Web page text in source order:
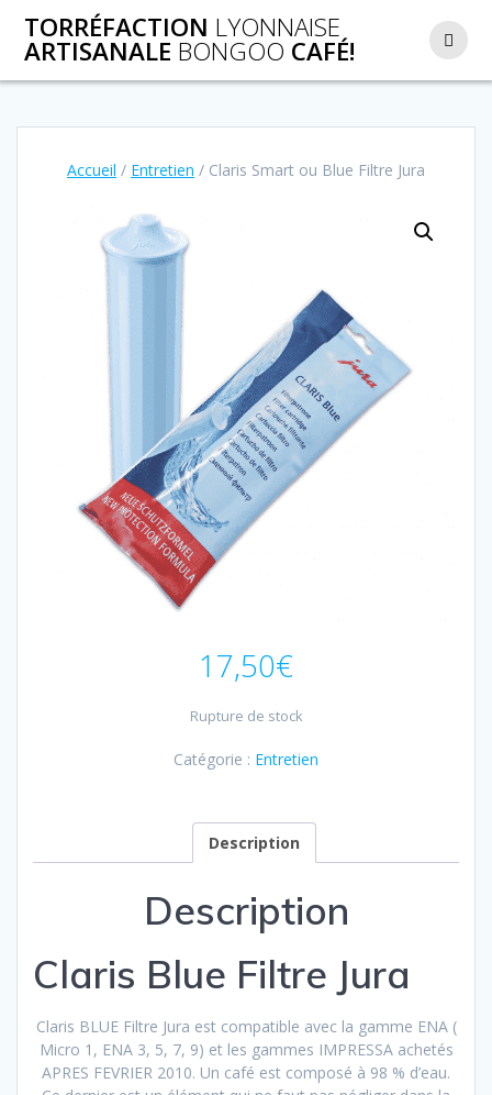
au
contenu
TORRÉFACTION LYONNAISE
ARTISANALE BONGOO CAFÉ!
Accueil / Entretien / Claris Smart ou Blue Filtre Jura
17,50€
Rupture de stock
Catégorie : Entretien
Description
Description
Claris Blue Filtre Jura
Claris BLUE Filtre Jura est compatible avec la gamme ENA (
Micro 1, ENA 3, 5, 7, 9) et les gammes IMPRESSA achetés
APRES FEVRIER 2010. Un café est composé à 98 % d’eau.